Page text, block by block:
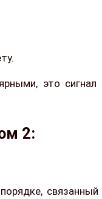
это сигнал
2:
связанный